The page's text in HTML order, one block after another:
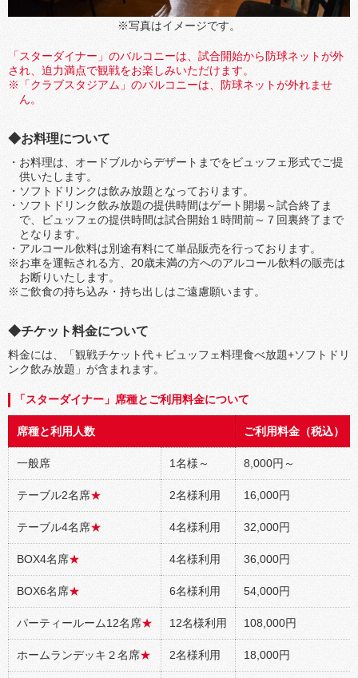
※写真はイメージです。
「スターダイナー」のバルコニーは、試合開始から防球ネットが外
され、迫力満点で観戦をお楽しみいただけます。
「クラブスタジアム」のバルコニーは、防球ネットが外れませ
ん。
◆お料理について
・お料理は、オードブルからデザートまでをビュッフェ形式でご提
供いたします。
・ソフトドリンクは飲み放題となっております。
・ソフトドリンク飲み放題の提供時間はゲート開場～試合終了ま
で、ビュッフェの提供時間は試合開始１時間前～７回裏終了まで
となります。
・アルコール飲料は別途有料にて単品販売を行っております。
※お車を運転される方、20歳未満の方へのアルコール飲料の販売は
お断りいたします。
※ご飲食の持ち込み・持ち出しはご遠慮願います。
◆チケット料金について
料金には、「観戦チケット代＋ビュッフェ料理食べ放題+ソフトドリ
ンク飲み放題」が含まれます。
「スターダイナー」席種とご利用料金について
席種と利用人数 ご利用料金（税込）
一般席 1名様～ 8,000円～
テーブル2名席★ 2名様利用 16,000円
テーブル4名席★ 4名様利用 32,000円
BOX4名席★ 4名様利用 36,000円
BOX6名席★ 6名様利用 54,000円
パーティールーム12名席★ 12名様利用 108,000円
ホームランデッキ２名席★ 2名様利用 18,000円